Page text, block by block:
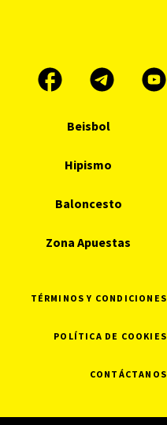
Beisbol
Hipismo
Baloncesto
Zona Apuestas
TÉRMINOS Y CONDICIONES
POLÍTICA DE COOKIES
CONTÁCTANOS